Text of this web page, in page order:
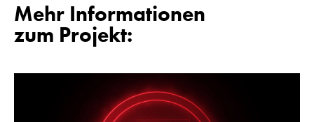
Mehr Informationen
zum Projekt: